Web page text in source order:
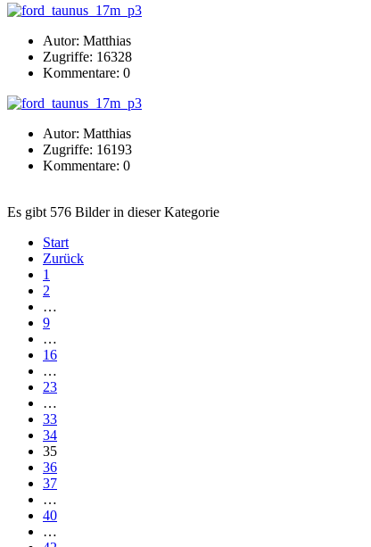
Autor: Matthias
Zugriffe: 16328
Kommentare: 0
Autor: Matthias
Zugriffe: 16193
Kommentare: 0
Es gibt 576 Bilder in dieser Kategorie
Start
Zurück
1
2
…
9
…
16
…
23
…
33
34
35
36
37
…
40
…